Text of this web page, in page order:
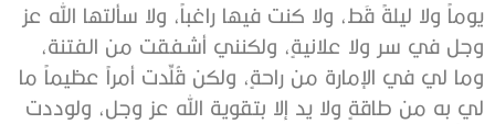
يوماً ولا ليلةً قَط، ولا كنت فيها راغباً، ولا سألتها الله عز
وجل في سر ولا علانيةٍ، ولكنني أشفقت من الفتنة،
وما لي في الإمارة من راحةٍ، ولكن قُلِّدت أمراً عظيماً ما
لي به من طاقةٍ ولا يد إلا بتقوية الله عز وجل، ولوددت